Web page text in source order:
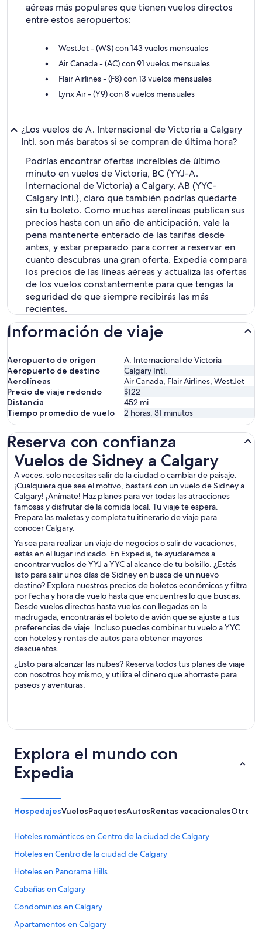
aéreas más populares que tienen vuelos directos
entre estos aeropuertos:
WestJet - (WS) con 143 vuelos mensuales
Air Canada - (AC) con 91 vuelos mensuales
Flair Airlines - (F8) con 13 vuelos mensuales
Lynx Air - (Y9) con 8 vuelos mensuales
¿Los vuelos de A. Internacional de Victoria a Calgary
Intl. son más baratos si se compran de última hora?
Podrías encontrar ofertas increíbles de último
minuto en vuelos de Victoria, BC (YYJ-A.
Internacional de Victoria) a Calgary, AB (YYC-
Calgary Intl.), claro que también podrías quedarte
sin tu boleto. Como muchas aerolíneas publican sus
precios hasta con un año de anticipación, vale la
pena mantenerte enterado de las tarifas desde
antes, y estar preparado para correr a reservar en
cuanto descubras una gran oferta. Expedia compara
los precios de las líneas aéreas y actualiza las ofertas
de los vuelos constantemente para que tengas la
seguridad de que siempre recibirás las más
recientes.
Información de viaje
Aeropuerto de origen
A. Internacional de Victoria
Aeropuerto de destino
Calgary Intl.
Aerolíneas
Air Canada, Flair Airlines, WestJet
Precio de viaje redondo
$122
Distancia
452 mi
Tiempo promedio de vuelo
2 horas, 31 minutos
Reserva con confianza
Vuelos de Sidney a Calgary
A veces, solo necesitas salir de la ciudad o cambiar de paisaje.
¡Cualquiera que sea el motivo, bastará con un vuelo de Sidney a
Calgary! ¡Anímate! Haz planes para ver todas las atracciones
famosas y disfrutar de la comida local. Tu viaje te espera.
Prepara las maletas y completa tu itinerario de viaje para
conocer Calgary.
Ya sea para realizar un viaje de negocios o salir de vacaciones,
estás en el lugar indicado. En Expedia, te ayudaremos a
encontrar vuelos de YYJ a YYC al alcance de tu bolsillo. ¿Estás
listo para salir unos días de Sidney en busca de un nuevo
destino? Explora nuestros precios de boletos económicos y filtra
por fecha y hora de vuelo hasta que encuentres lo que buscas.
Desde vuelos directos hasta vuelos con llegadas en la
madrugada, encontrarás el boleto de avión que se ajuste a tus
preferencias de viaje. Incluso puedes combinar tu vuelo a YYC
con hoteles y rentas de autos para obtener mayores
descuentos.
¿Listo para alcanzar las nubes? Reserva todos tus planes de viaje
con nosotros hoy mismo, y utiliza el dinero que ahorraste para
paseos y aventuras.
Vuelos de Sidney a Calgary
Explora el mundo con
Expedia
HospedajesVuelosPaquetesAutosRentas vacacionalesOtros
Hoteles románticos en Centro de la ciudad de Calgary
Hoteles en Centro de la ciudad de Calgary
Hoteles en Panorama Hills
Cabañas en Calgary
Condominios en Calgary
Apartamentos en Calgary